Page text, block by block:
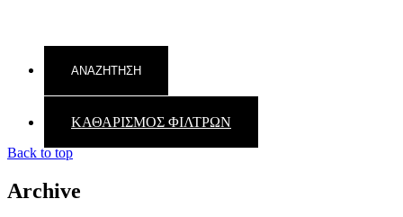
ΚΑΘΑΡΙΣΜΟΣ ΦΙΛΤΡΩΝ
Back to top
Archive